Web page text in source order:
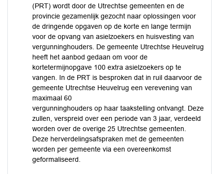
(PRT) wordt door de Utrechtse gemeenten en de
provincie gezamenlijk gezocht naar oplossingen voor
de dringende opgaven op de korte en lange termijn
voor de opvang van asielzoekers en huisvesting van
vergunninghouders. De gemeente Utrechtse Heuvelrug
heeft het aanbod gedaan om voor de
kortetermijnopgave 100 extra asielzoekers op te
vangen. In de PRT is besproken dat in ruil daarvoor de
gemeente Utrechtse Heuvelrug een verevening van
maximaal 60
vergunninghouders op haar taakstelling ontvangt. Deze
zullen, verspreid over een periode van 3 jaar, verdeeld
worden over de overige 25 Utrechtse gemeenten.
Deze herverdelingsafspraken met de gemeenten
worden per gemeente via een overeenkomst
geformaliseerd.